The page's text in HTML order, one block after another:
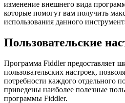
изменение внешнего вида
которые помогут вам получить
использования данного
Пользовательские
Программа Fiddler предоставляет
пользовательских настроек,
потребности каждого отдельного
приведены наиболее полезные
программы Fiddler.